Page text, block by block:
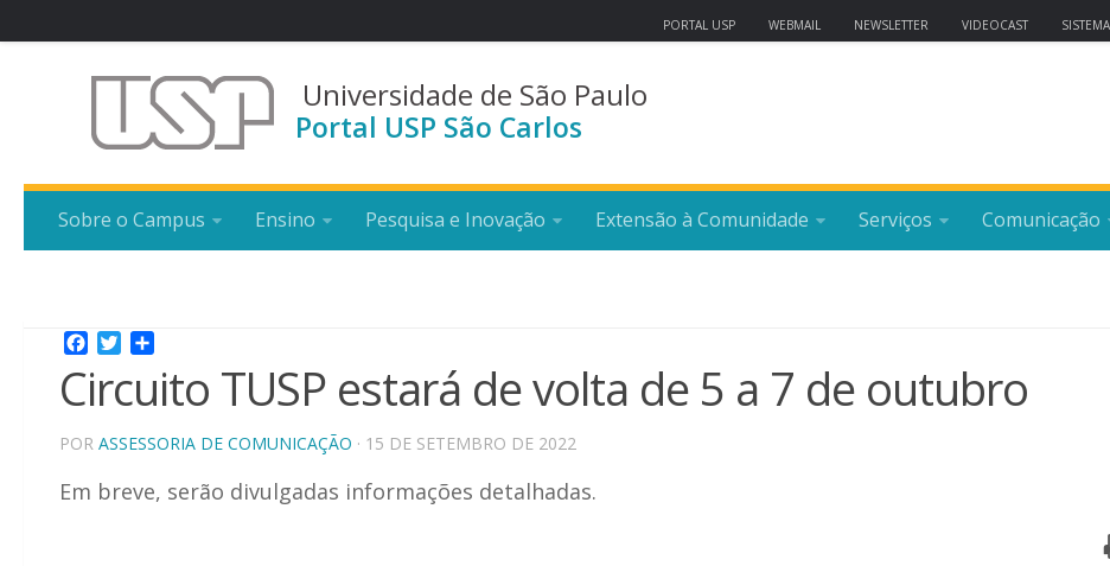
PORTAL USP WEBMAIL NEWSLETTER VIDEOCAST
Universidade de São Paulo
Portal USP São Carlos
Sobre o Campus Ensino Pesquisa e Inovação Extensão à Comunidade Serviços Comunicação
Facebook
Twitter
Circuito TUSP estará de volta de 5 a 7 de outubro
POR ASSESSORIA DE COMUNICAÇÃO · 15 DE SETEMBRO DE 2022
Em breve, serão divulgadas informações detalhadas.